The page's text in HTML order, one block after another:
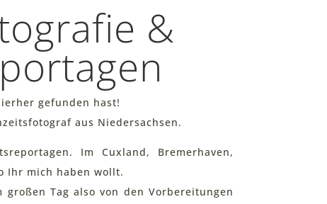
&
gefunden hast!
aus Niedersachsen.
Im Cuxland, Bremerhaven,
Ihr mich haben wollt.
Tag also von den Vorbereitungen